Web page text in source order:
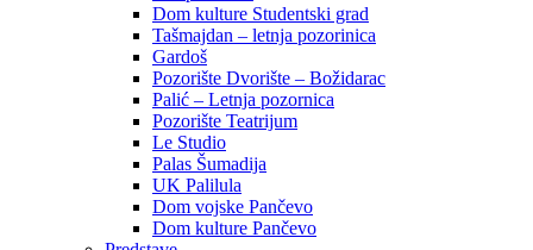
Dom kulture Studentski grad
Tašmajdan – letnja pozorinica
Gardoš
Pozorište Dvorište – Božidarac
Palić – Letnja pozornica
Pozorište Teatrijum
Le Studio
Palas Šumadija
UK Palilula
Dom vojske Pančevo
Dom kulture Pančevo